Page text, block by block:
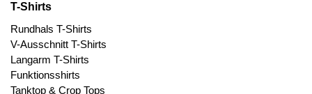
T-Shirts
Rundhals T-Shirts
V-Ausschnitt T-Shirts
Langarm T-Shirts
Funktionsshirts
Tanktop & Crop Tops